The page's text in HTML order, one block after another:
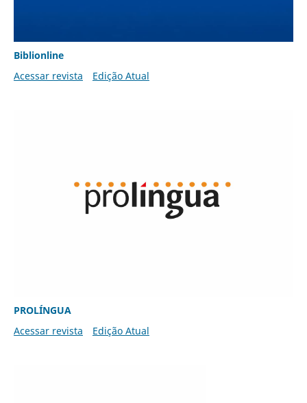
Biblionline
Acessar revista
Edição Atual
PROLÍNGUA
Acessar revista
Edição Atual